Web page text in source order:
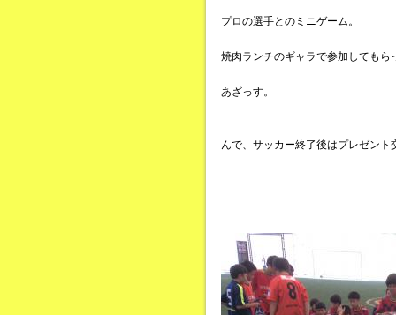
プロの選手とのミニゲーム。
焼肉ランチのギャラで参加してもら
あざっす。
んで、サッカー終了後はプレゼント